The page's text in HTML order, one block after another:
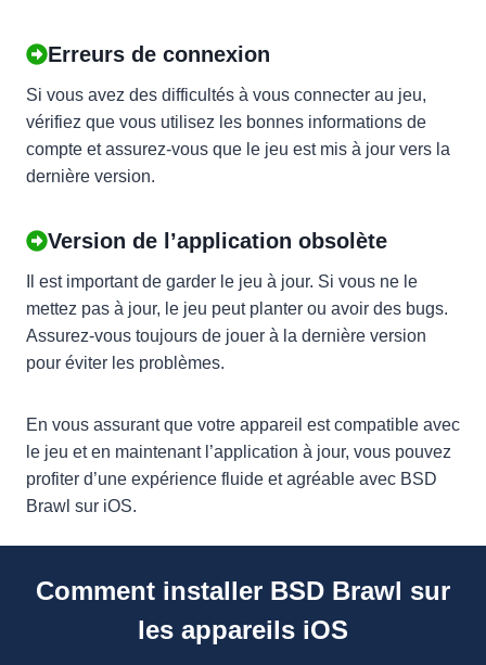
Erreurs de connexion
Si vous avez des difficultés à vous connecter au jeu,
vérifiez que vous utilisez les bonnes informations de
compte et assurez-vous que le jeu est mis à jour vers la
dernière version.
Version de l’application obsolète
Il est important de garder le jeu à jour. Si vous ne le
mettez pas à jour, le jeu peut planter ou avoir des bugs.
Assurez-vous toujours de jouer à la dernière version
pour éviter les problèmes.
En vous assurant que votre appareil est compatible avec
le jeu et en maintenant l’application à jour, vous pouvez
profiter d’une expérience fluide et agréable avec BSD
Brawl sur iOS.
Comment installer BSD Brawl sur
les appareils iOS